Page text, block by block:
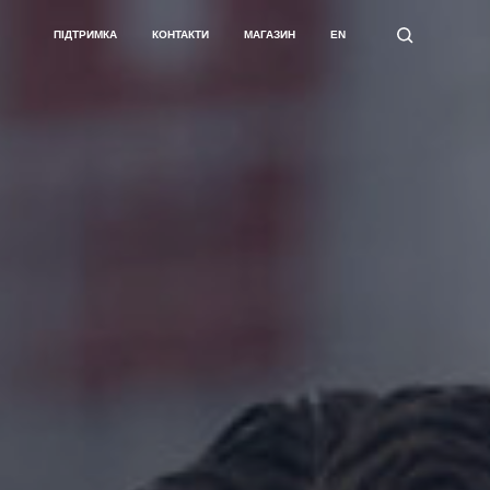
ПІДТРИМКА КОНТАКТИ МАГАЗИН EN